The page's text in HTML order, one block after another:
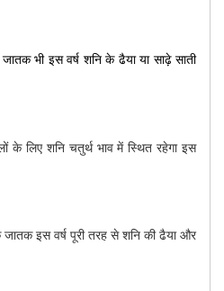
भी इस वर्ष शनि के ढैया या साढ़े साती
के लिए शनि चतुर्थ भाव में स्थित रहेगा इस
इस वर्ष पूरी तरह से शनि की ढैया और